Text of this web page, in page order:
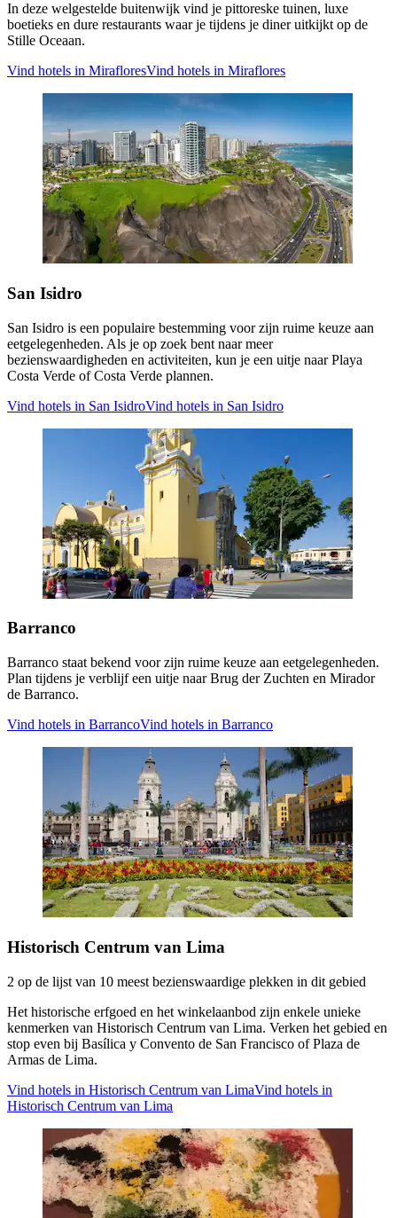
In deze welgestelde buitenwijk vind je pittoreske tuinen, luxe
boetieks en dure restaurants waar je tijdens je diner uitkijkt op de
Stille Oceaan.
Vind hotels in MirafloresVind hotels in Miraflores
San Isidro
San Isidro is een populaire bestemming voor zijn ruime keuze aan
eetgelegenheden. Als je op zoek bent naar meer
bezienswaardigheden en activiteiten, kun je een uitje naar Playa
Costa Verde of Costa Verde plannen.
Vind hotels in San IsidroVind hotels in San Isidro
Barranco
Barranco staat bekend voor zijn ruime keuze aan eetgelegenheden.
Plan tijdens je verblijf een uitje naar Brug der Zuchten en Mirador
de Barranco.
Vind hotels in BarrancoVind hotels in Barranco
Historisch Centrum van Lima
2 op de lijst van 10 meest bezienswaardige plekken in dit gebied
Het historische erfgoed en het winkelaanbod zijn enkele unieke
kenmerken van Historisch Centrum van Lima. Verken het gebied en
stop even bij Basílica y Convento de San Francisco of Plaza de
Armas de Lima.
Vind hotels in Historisch Centrum van LimaVind hotels in
Historisch Centrum van Lima